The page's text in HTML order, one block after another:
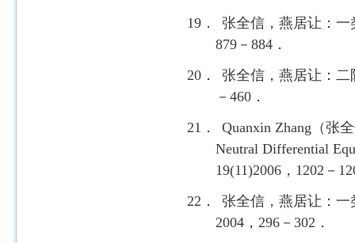
19．
张全信，燕居让：
879－ 884．
20．
张全信，燕居让：
－ 460．
21．
Quanxin Zhang （张
Neutral Differential
19(11)2006， 1202 －
22．
张全信，燕居让：
2004， 296－ 302 ．